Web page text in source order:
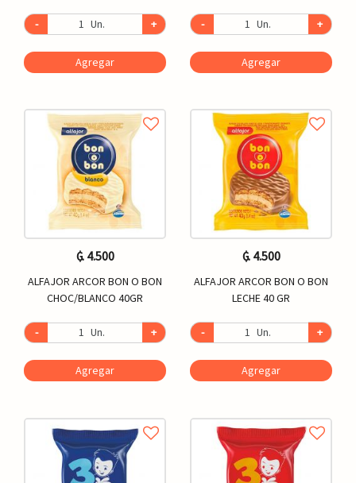
- Un. +
Agregar
- Un. +
Agregar
₲. 4.500
ALFAJOR ARCOR BON O BON
CHOC/BLANCO 40GR
- Un. +
Agregar
₲. 4.500
ALFAJOR ARCOR BON O BON
LECHE 40 GR
- Un. +
Agregar